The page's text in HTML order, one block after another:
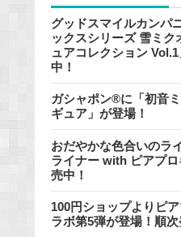
グッドスマイルカンパ
ックスシリーズ 雪ミク
ュアコレクション
中！
ガシャポン®に「初音
ギュア」が登場！
おだやかな色合いのラ
ライナー with ピアプ
売中！
100円ショップよりピ
ラボ第5弾が登場！順次